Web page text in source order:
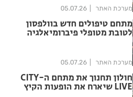
מערכת האתר 05.07.26
מתחם טיפולים חדש בוולפסון
לטובת מטופלי פיברומיאלגיה
מערכת האתר 05.07.26
חולון תחנוך את מתחם ה-CITY
LIVE שיארח את הופעות הקיץ